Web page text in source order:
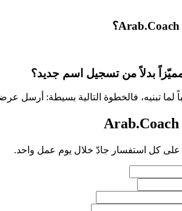
بدلاً من تسجيل اسم جديد؟
لما تبنيه، فالخطوة التالية بسيطة: أرسل
على كل استفسار جادّ خلال يوم عمل واحد.